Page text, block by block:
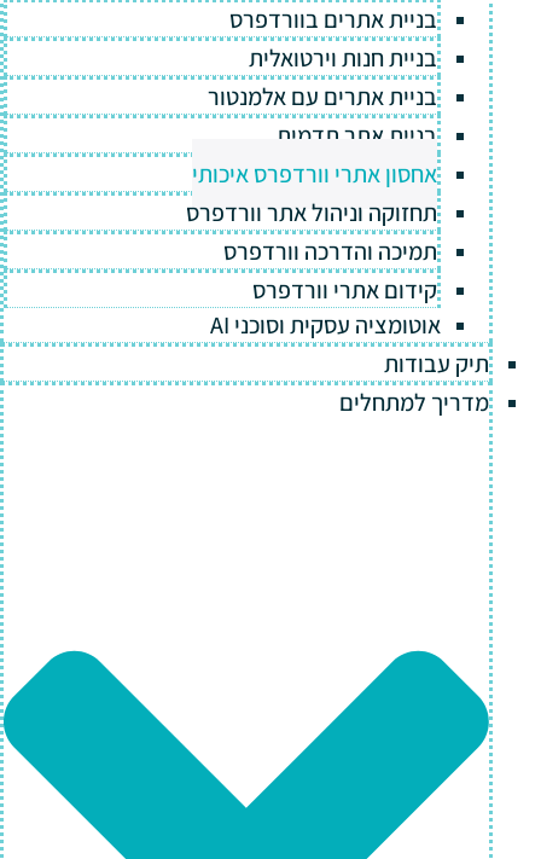
בניית אתרים בוורדפרס
בניית חנות וירטואלית
בניית אתרים עם אלמנטור
בניית אתר תדמית
אחסון אתרי וורדפרס איכותי
תחזוקה וניהול אתר וורדפרס
תמיכה והדרכה וורדפרס
קידום אתרי וורדפרס
אוטומציה עסקית וסוכני AI
תיק עבודות
מדריך למתחלים